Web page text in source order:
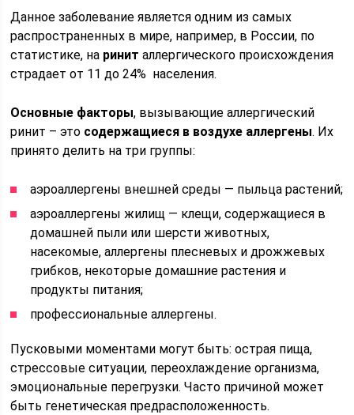
Данное заболевание является одним из самых
распространенных в мире, например, в России, по
статистике, на ринит аллергического происхождения
страдает от 11 до 24% населения.
Основные факторы, вызывающие аллергический
ринит – это содержащиеся в воздухе аллергены. Их
принято делить на три группы:
аэроаллергены внешней среды — пыльца растений;
аэроаллергены жилищ — клещи, содержащиеся в
домашней пыли или шерсти животных,
насекомые, аллергены плесневых и дрожжевых
грибков, некоторые домашние растения и
продукты питания;
профессиональные аллергены.
Пусковыми моментами могут быть: острая пища,
стрессовые ситуации, переохлаждение организма,
эмоциональные перегрузки. Часто причиной может
быть генетическая предрасположенность.